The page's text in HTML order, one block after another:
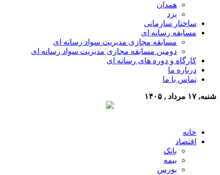
همدان
یزد
ساختار سازمانی
مسابقه رسانه ای
مسابقه مجازی مدیریت سواد رسانه ای
دومین مسابقه مجازی مدیریت سواد رسانه ای
کارگاه و دوره های رسانه ای
درباره ما
تماس با ما
شنبه, ۱۷ مرداد , ۱۴۰۵
خانه
اقتصاد
بانک
بیمه
بورس